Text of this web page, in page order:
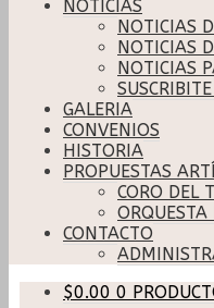
NOTICIAS
NOTICIAS
NOTICIAS
NOTICIAS
GALERIA
CONVENIOS
HISTORIA
PROPUESTAS
CORO DEL
ORQUESTA
CONTACTO
$0.00 0